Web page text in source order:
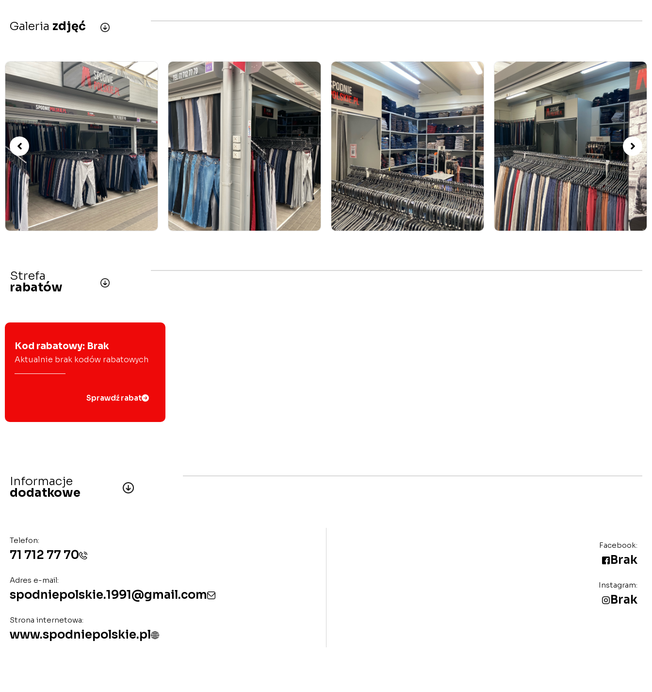
Galeria zdjęć
Strefa
rabatów
Kod rabatowy: Brak
Aktualnie brak kodów rabatowych
Sprawdź rabat
Informacje
dodatkowe
Telefon:
71 712 77 70
Adres e-mail:
spodniepolskie.1991@gmail.com
Strona internetowa:
www.spodniepolskie.pl
Facebook:
Brak
Instagram:
Brak